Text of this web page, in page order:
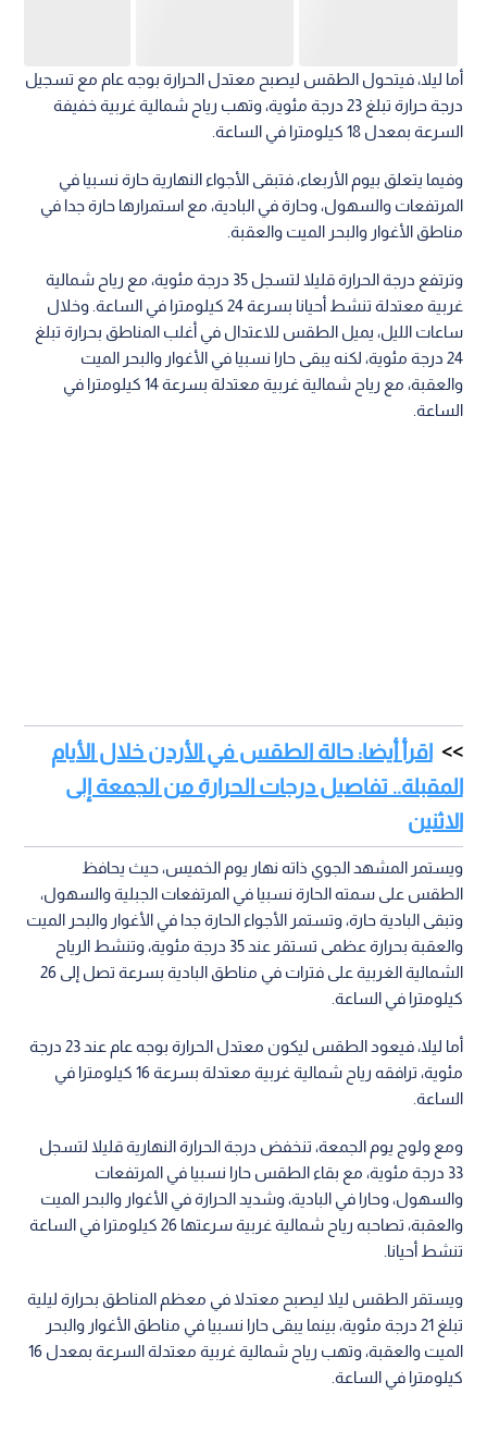
أما ليلا، فيتحول الطقس ليصبح معتدل الحرارة بوجه عام مع تسجيل
درجة حرارة تبلغ 23 درجة مئوية، وتهب رياح شمالية غربية خفيفة
السرعة بمعدل 18 كيلومترا في الساعة.
وفيما يتعلق بيوم الأربعاء، فتبقى الأجواء النهارية حارة نسبيا في
المرتفعات والسهول، وحارة في البادية، مع استمرارها حارة جدا في
مناطق الأغوار والبحر الميت والعقبة.
وترتفع درجة الحرارة قليلا لتسجل 35 درجة مئوية، مع رياح شمالية
غربية معتدلة تنشط أحيانا بسرعة 24 كيلومترا في الساعة. وخلال
ساعات الليل، يميل الطقس للاعتدال في أغلب المناطق بحرارة تبلغ
24 درجة مئوية، لكنه يبقى حارا نسبيا في الأغوار والبحر الميت
والعقبة، مع رياح شمالية غربية معتدلة بسرعة 14 كيلومترا في
الساعة.
اقرأ أيضا: حالة الطقس في الأردن خلال الأيام
المقبلة.. تفاصيل درجات الحرارة من الجمعة إلى
الاثنين
ويستمر المشهد الجوي ذاته نهار يوم الخميس، حيث يحافظ
الطقس على سمته الحارة نسبيا في المرتفعات الجبلية والسهول،
وتبقى البادية حارة، وتستمر الأجواء الحارة جدا في الأغوار والبحر الميت
والعقبة بحرارة عظمى تستقر عند 35 درجة مئوية، وتنشط الرياح
الشمالية الغربية على فترات في مناطق البادية بسرعة تصل إلى 26
كيلومترا في الساعة.
أما ليلا، فيعود الطقس ليكون معتدل الحرارة بوجه عام عند 23 درجة
مئوية، ترافقه رياح شمالية غربية معتدلة بسرعة 16 كيلومترا في
الساعة.
ومع ولوج يوم الجمعة، تنخفض درجة الحرارة النهارية قليلا لتسجل
33 درجة مئوية، مع بقاء الطقس حارا نسبيا في المرتفعات
والسهول، وحارا في البادية، وشديد الحرارة في الأغوار والبحر الميت
والعقبة، تصاحبه رياح شمالية غربية سرعتها 26 كيلومترا في الساعة
تنشط أحيانا.
ويستقر الطقس ليلا ليصبح معتدلا في معظم المناطق بحرارة ليلية
تبلغ 21 درجة مئوية، بينما يبقى حارا نسبيا في مناطق الأغوار والبحر
الميت والعقبة، وتهب رياح شمالية غربية معتدلة السرعة بمعدل 16
كيلومترا في الساعة.